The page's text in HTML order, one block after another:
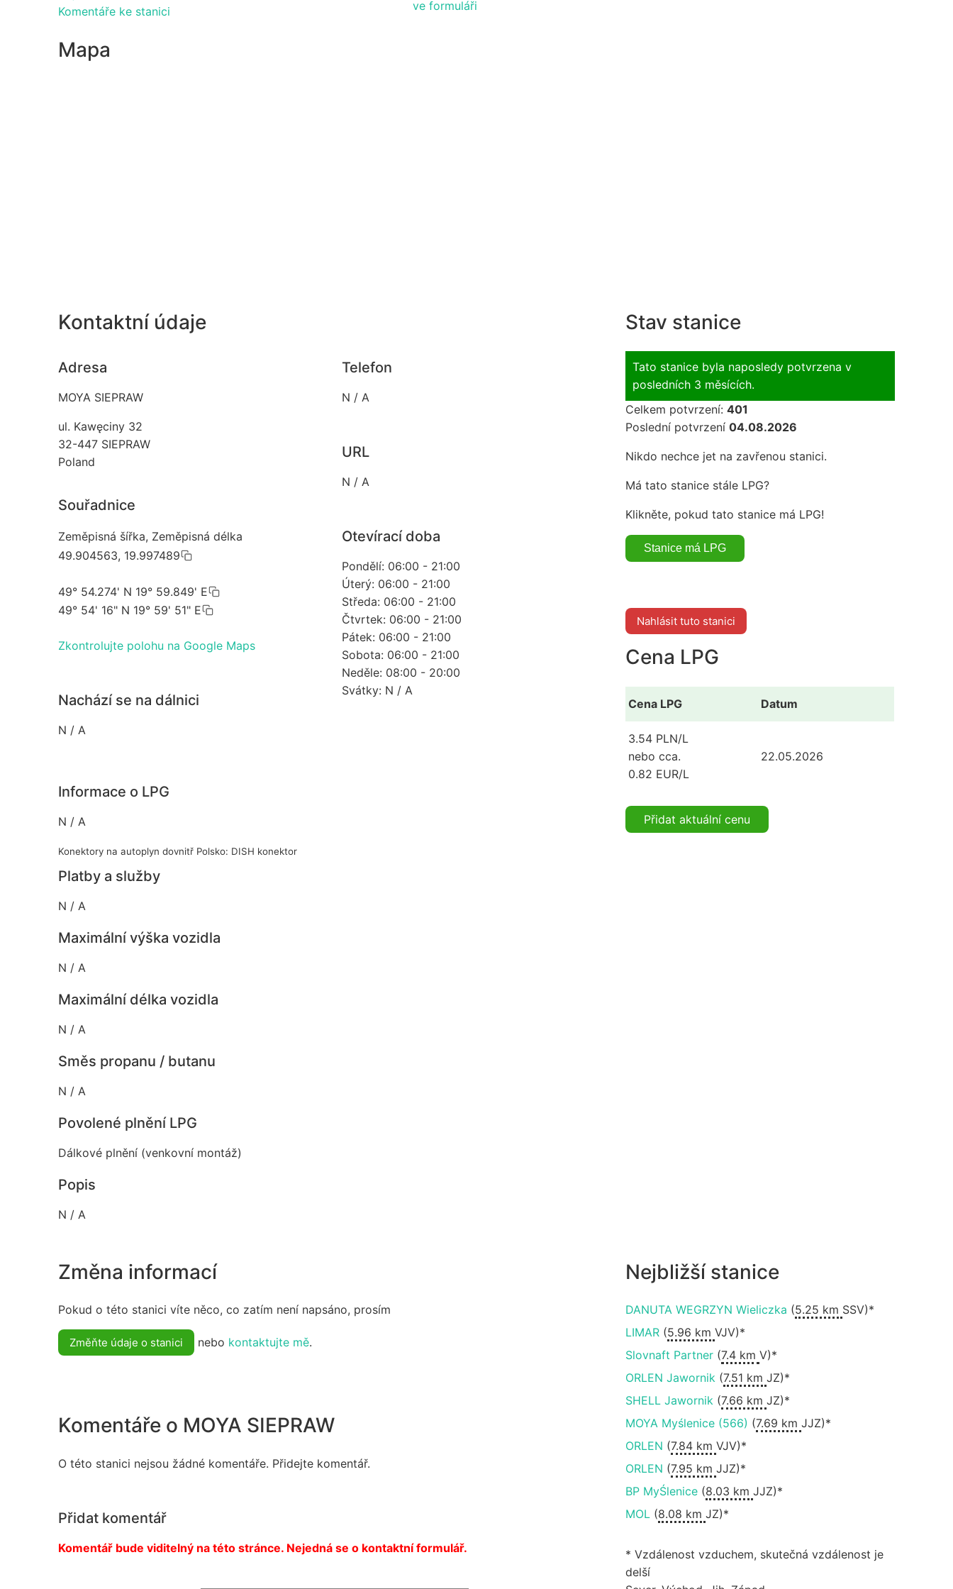
Komentáře ke stanici
ve formuláři
Mapa
Kontaktní údaje
Adresa
MOYA SIEPRAW
ul. Kawęciny 32
32-447 SIEPRAW
Poland
Souřadnice
Zeměpisná šířka, Zeměpisná délka
49.904563, 19.997489
49° 54.274' N 19° 59.849' E
49° 54' 16" N 19° 59' 51" E
Zkontrolujte polohu na Google Maps
Nachází se na dálnici
N / A
Telefon
N / A
URL
N / A
Otevírací doba
Pondělí: 06:00 - 21:00
Úterý: 06:00 - 21:00
Středa: 06:00 - 21:00
Čtvrtek: 06:00 - 21:00
Pátek: 06:00 - 21:00
Sobota: 06:00 - 21:00
Neděle: 08:00 - 20:00
Svátky: N / A
Informace o LPG
N / A
Konektory na autoplyn dovnitř Polsko: DISH konektor
Platby a služby
N / A
Maximální výška vozidla
N / A
Maximální délka vozidla
N / A
Směs propanu / butanu
N / A
Povolené plnění LPG
Dálkové plnění (venkovní montáž)
Popis
N / A
Stav stanice
Tato stanice byla naposledy potvrzena v
posledních 3 měsících.
Celkem potvrzení: 401
Poslední potvrzení 04.08.2026
Nikdo nechce jet na zavřenou stanici.
Má tato stanice stále LPG?
Klikněte, pokud tato stanice má LPG!
Nahlásit tuto stanici
Cena LPG
Cena LPG Datum
3.54 PLN/L
nebo cca.
0.82 EUR/L
22.05.2026
Přidat aktuální cenu
Změna informací
Pokud o této stanici víte něco, co zatím není napsáno, prosím
Změňte údaje o stanici nebo kontaktujte mě.
Komentáře o MOYA SIEPRAW
O této stanici nejsou žádné komentáře. Přidejte komentář.
Přidat komentář
Komentář bude viditelný na této stránce. Nejedná se o kontaktní formulář.
Nejbližší stanice
DANUTA WEGRZYN Wieliczka (5.25 km SSV)*
LIMAR(5.96 km VJV)*
Slovnaft Partner(7.4 km V)*
ORLEN Jawornik(7.51 km JZ)*
SHELL Jawornik(7.66 km JZ)*
MOYA Myślenice (566) (7.69 km JJZ)*
ORLEN (7.84 km VJV)*
ORLEN (7.95 km JJZ)*
BP MyŚlenice(8.03 km JJZ)*
MOL(8.08 km JZ)*
* Vzdálenost vzduchem, skutečná vzdálenost je
delší